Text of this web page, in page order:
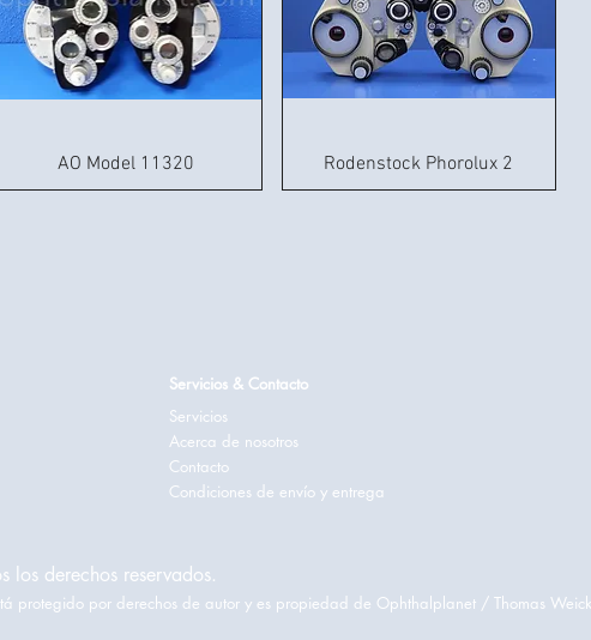
AO Model 11320 Rodenstock Phorolux 2
Servicios & Contacto
Servicios
Acerca de nosotros
Contacto
Condiciones de envío y entrega
derechos reservados.
protegido por derechos de autor y es propiedad de Ophthalplanet / Thomas